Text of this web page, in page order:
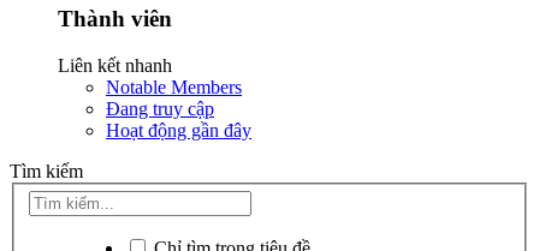
Thành viên
Liên kết nhanh
Notable Members
Đang truy cập
Hoạt động gần đây
Tìm kiếm